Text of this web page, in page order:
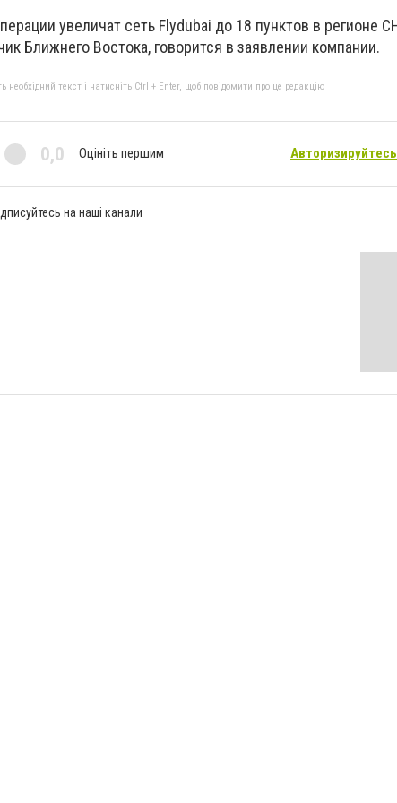
увеличат сеть Flydubai до 18 пунктов в регионе
Ближнего Востока, говорится в заявлении компании.
текст і натисніть Ctrl + Enter, щоб повідомити про це редакцію
0,0 Оцініть першим Авторизируйтесь
на наші канали